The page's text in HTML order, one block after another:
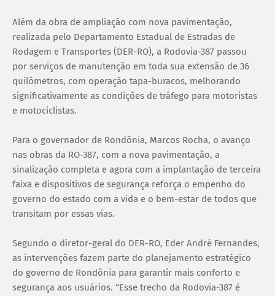
Além da obra de ampliação com nova pavimentação,
realizada pelo Departamento Estadual de Estradas de
Rodagem e Transportes (DER-RO), a Rodovia-387 passou
por serviços de manutenção em toda sua extensão de 36
quilômetros, com operação tapa-buracos, melhorando
significativamente as condições de tráfego para motoristas
e motociclistas.
Para o governador de Rondônia, Marcos Rocha, o avanço
nas obras da RO-387, com a nova pavimentação, a
sinalização completa e agora com a implantação de terceira
faixa e dispositivos de segurança reforça o empenho do
governo do estado com a vida e o bem-estar de todos que
transitam por essas vias.
Segundo o diretor-geral do DER-RO, Eder André Fernandes,
as intervenções fazem parte do planejamento estratégico
do governo de Rondônia para garantir mais conforto e
segurança aos usuários. “Esse trecho da Rodovia-387 é